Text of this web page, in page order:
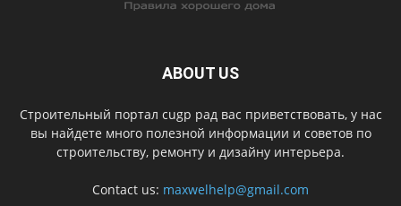
ABOUT US
Строительный портал cugp рад вас приветствовать, у нас
вы найдете много полезной информации и советов по
строительству, ремонту и дизайну интерьера.
Contact us: maxwelhelp@gmail.com